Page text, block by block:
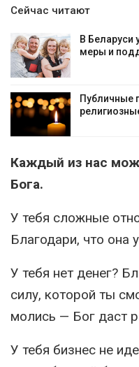
Сейчас читают
В Беларуси
меры и
Публичные
Каждый из нас
Бога.
У тебя сложные
Благодари, что она
У тебя нет денег?
силу, которой ты
молись — Бог даст
У тебя бизнес не